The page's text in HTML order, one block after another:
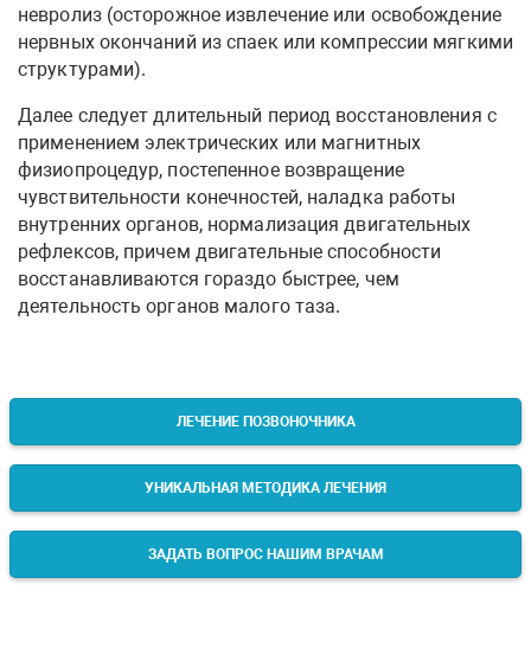
невролиз (осторожное извлечение или освобождение
нервных окончаний из спаек или компрессии мягкими
структурами).
Далее следует длительный период восстановления с
применением электрических или магнитных
физиопроцедур, постепенное возвращение
чувствительности конечностей, наладка работы
внутренних органов, нормализация двигательных
рефлексов, причем двигательные способности
восстанавливаются гораздо быстрее, чем
деятельность органов малого таза.
ЛЕЧЕНИЕ ПОЗВОНОЧНИКА
УНИКАЛЬНАЯ МЕТОДИКА ЛЕЧЕНИЯ
ЗАДАТЬ ВОПРОС НАШИМ ВРАЧАМ